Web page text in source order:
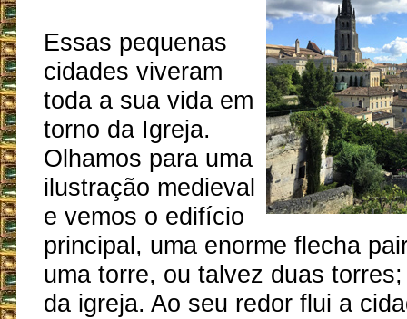
Essas pequenas
cidades viveram
toda a sua vida em
torno da Igreja.
Olhamos para uma
ilustração medieval
e vemos o edifício
principal, uma enorme flecha
uma torre, ou talvez duas
da igreja. Ao seu redor flui a